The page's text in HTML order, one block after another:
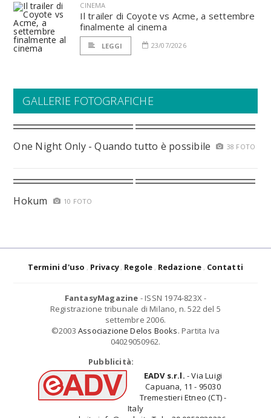
CINEMA
Il trailer di Coyote vs Acme, a settembre
finalmente al cinema
LEGGI 23/07/2026
GALLERIE FOTOGRAFICHE
One Night Only - Quando tutto è possibile 38 FOTO
Hokum 10 FOTO
Termini d'uso Privacy Regole Redazione Contatti
FantasyMagazine - ISSN 1974-823X -
Registrazione tribunale di Milano, n. 522 del 5
settembre 2006.
©2003 Associazione Delos Books. Partita Iva
04029050962.
Pubblicità:
EADV s.r.l. - Via Luigi
Capuana, 11 - 95030
Tremestieri Etneo (CT) -
Italy